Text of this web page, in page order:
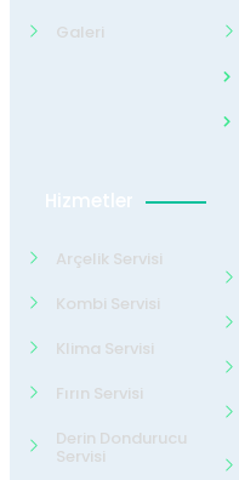
Galeri
Hizmetler
Arçelik Servisi
Kombi Servisi
Klima Servisi
Fırın Servisi
Derin Dondurucu
Servisi